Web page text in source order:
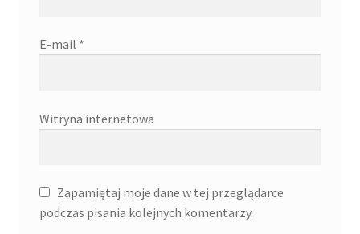
E-mail *
Witryna internetowa
Zapamiętaj moje dane w tej przeglądarce
podczas pisania kolejnych komentarzy.